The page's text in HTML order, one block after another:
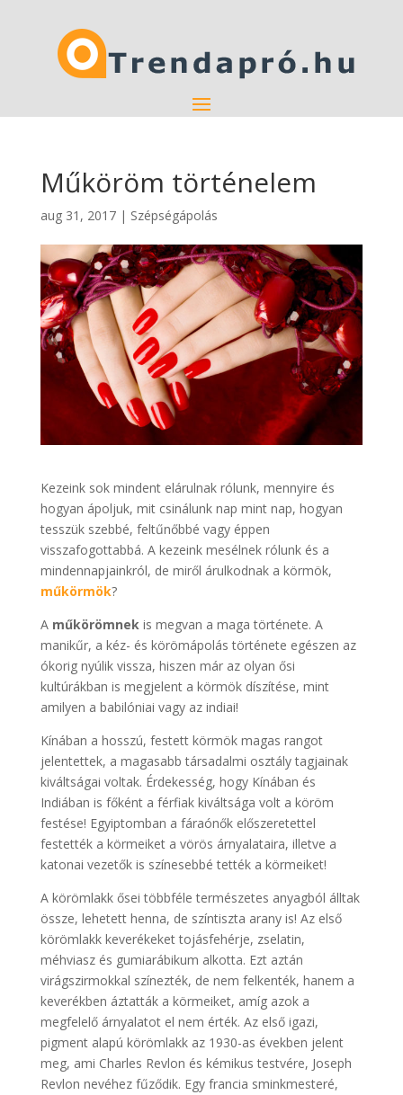
Műköröm történelem
aug 31, 2017| Szépségápolás
Kezeink sok mindent elárulnak rólunk, mennyire és
hogyan ápoljuk, mit csinálunk nap mint nap, hogyan
tesszük szebbé, feltűnőbbé vagy éppen
visszafogottabbá. A kezeink mesélnek rólunk és a
mindennapjainkról, de miről árulkodnak a körmök,
műkörmök?
A műkörömnekis megvan a maga története. A
manikűr, a kéz- és körömápolás története egészen az
ókorig nyúlik vissza, hiszen már az olyan ősi
kultúrákban is megjelent a körmök díszítése, mint
amilyen a babilóniai vagy az indiai!
Kínában a hosszú, festett körmök magas rangot
jelentettek, a magasabb társadalmi osztály tagjainak
kiváltságai voltak. Érdekesség, hogy Kínában és
Indiában is főként a férfiak kiváltsága volt a köröm
festése! Egyiptomban a fáraónők előszeretettel
festették a körmeiket a vörös árnyalataira, illetve a
katonai vezetők is színesebbé tették a körmeiket!
A körömlakk ősei többféle természetes anyagból álltak
össze, lehetett henna, de színtiszta arany is! Az első
körömlakk keverékeket tojásfehérje, zselatin,
méhviasz és gumiarábikum alkotta. Ezt aztán
virágszirmokkal színezték, de nem felkenték, hanem a
keverékben áztatták a körmeiket, amíg azok a
megfelelő árnyalatot el nem érték. Az első igazi,
pigment alapú körömlakk az 1930-as években jelent
meg, ami Charles Revlon és kémikus testvére, Joseph
Revlon nevéhez fűződik. Egy francia sminkmesteré,